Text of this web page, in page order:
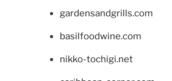
gardensandgrills.com
basilfoodwine.com
nikko-tochigi.net